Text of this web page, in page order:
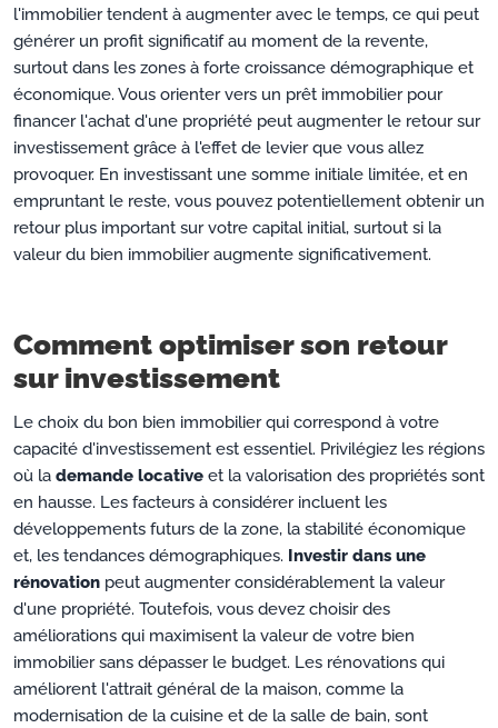
l'immobilier tendent à augmenter avec le temps, ce qui peut
générer un profit significatif au moment de la revente,
surtout dans les zones à forte croissance démographique et
économique. Vous orienter vers un prêt immobilier pour
financer l'achat d'une propriété peut augmenter le retour sur
investissement grâce à l'effet de levier que vous allez
provoquer. En investissant une somme initiale limitée, et en
empruntant le reste, vous pouvez potentiellement obtenir un
retour plus important sur votre capital initial, surtout si la
valeur du bien immobilier augmente significativement.
Comment optimiser son retour
sur investissement
Le choix du bon bien immobilier qui correspond à votre
capacité d'investissement est essentiel. Privilégiez les régions
où la demande locative et la valorisation des propriétés sont
en hausse. Les facteurs à considérer incluent les
développements futurs de la zone, la stabilité économique
et, les tendances démographiques. Investir dans une
rénovation peut augmenter considérablement la valeur
d'une propriété. Toutefois, vous devez choisir des
améliorations qui maximisent la valeur de votre bien
immobilier sans dépasser le budget. Les rénovations qui
améliorent l'attrait général de la maison, comme la
modernisation de la cuisine et de la salle de bain, sont